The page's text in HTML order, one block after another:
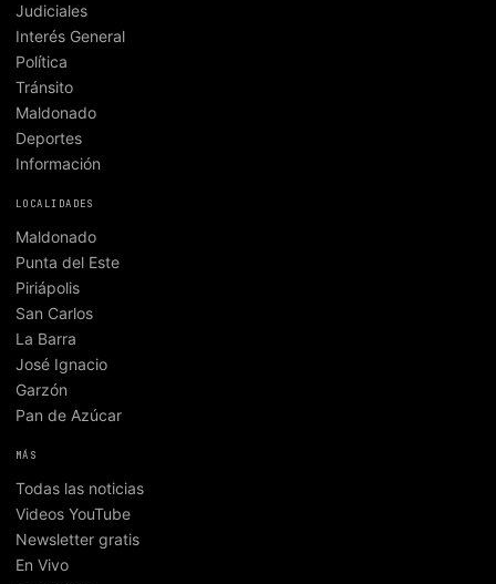
Judiciales
Interés General
Política
Tránsito
Maldonado
Deportes
Información
LOCALIDADES
Maldonado
Punta del Este
Piriápolis
San Carlos
La Barra
José Ignacio
Garzón
Pan de Azúcar
MÁS
Todas las noticias
Videos YouTube
Newsletter gratis
En Vivo